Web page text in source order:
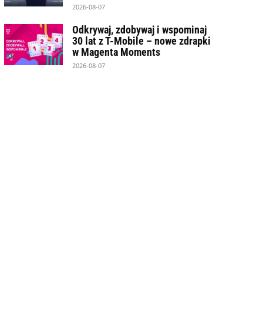
2026-08-07
Odkrywaj, zdobywaj i wspominaj
30 lat z T-Mobile – nowe zdrapki
w Magenta Moments
2026-08-07